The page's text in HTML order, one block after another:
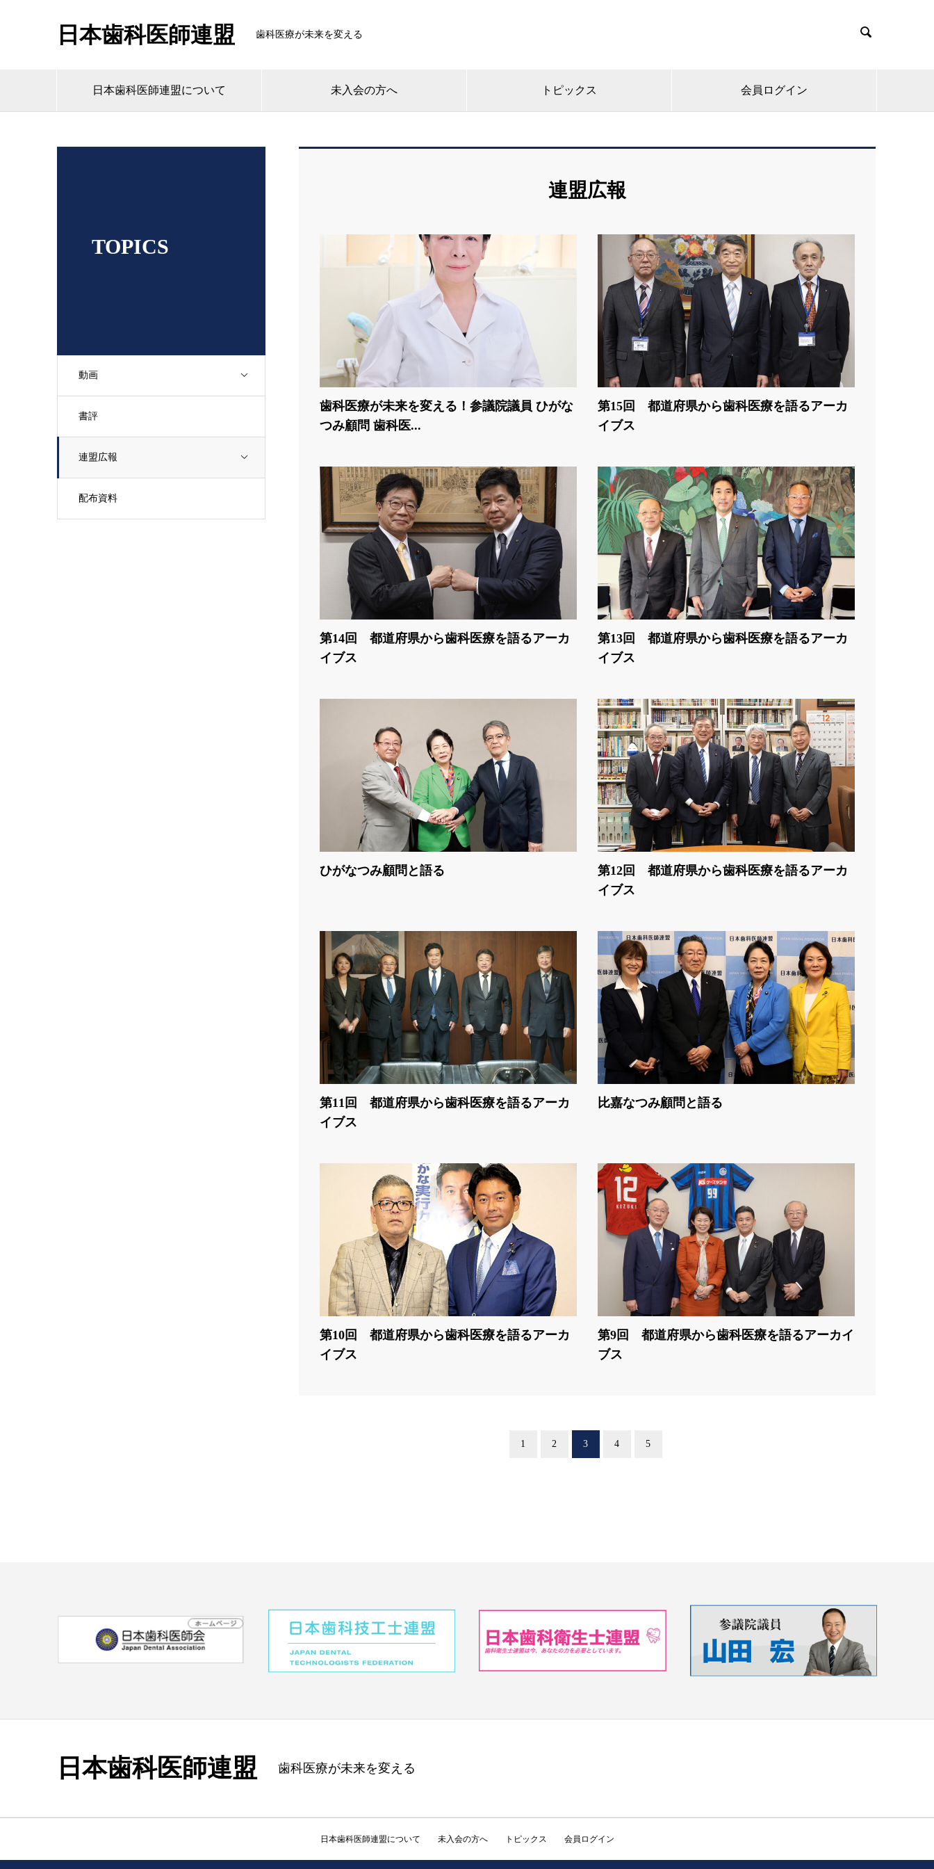
日本歯科医師連盟 歯科医療が未来を変える 
日本歯科医師連盟について 未入会の方へ トピックス 会員ログイン
TOPICS
動画
書評
連盟広報
配布資料
連盟広報
歯科医療が未来を変える！参議院議員 ひがな
つみ顧問 歯科医...
第15回 都道府県から歯科医療を語るアーカ
イブス
第14回 都道府県から歯科医療を語るアーカ
イブス
第13回 都道府県から歯科医療を語るアーカ
イブス
ひがなつみ顧問と語る
第12回 都道府県から歯科医療を語るアーカ
イブス
第11回 都道府県から歯科医療を語るアーカ
イブス
比嘉なつみ顧問と語る
第10回 都道府県から歯科医療を語るアーカ
イブス
第9回 都道府県から歯科医療を語るアーカイ
ブス
1 2 3 4 5
日本歯科医師連盟 歯科医療が未来を変える
日本歯科医師連盟について 未入会の方へ トピックス 会員ログイン